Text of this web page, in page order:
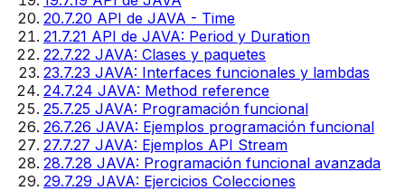
20.7.20 API de JAVA - Time
21.7.21 API de JAVA: Period y Duration
22.7.22 JAVA: Clases y paquetes
23.7.23 JAVA: Interfaces funcionales y lambdas
24.7.24 JAVA: Method reference
25.7.25 JAVA: Programación funcional
26.7.26 JAVA: Ejemplos programación funcional
27.7.27 JAVA: Ejemplos API Stream
28.7.28 JAVA: Programación funcional avanzada
29.7.29 JAVA: Ejercicios Colecciones